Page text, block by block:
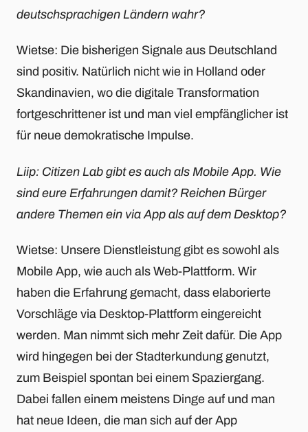
deutschsprachigen Ländern wahr?
Wietse: Die bisherigen Signale aus Deutschland
sind positiv. Natürlich nicht wie in Holland oder
Skandinavien, wo die digitale Transformation
fortgeschrittener ist und man viel empfänglicher ist
für neue demokratische Impulse.
Liip: Citizen Lab gibt es auch als Mobile App. Wie
sind eure Erfahrungen damit? Reichen Bürger
andere Themen ein via App als auf dem Desktop?
Wietse: Unsere Dienstleistung gibt es sowohl als
Mobile App, wie auch als Web-Plattform. Wir
haben die Erfahrung gemacht, dass elaborierte
Vorschläge via Desktop-Plattform eingereicht
werden. Man nimmt sich mehr Zeit dafür. Die App
wird hingegen bei der Stadterkundung genutzt,
zum Beispiel spontan bei einem Spaziergang.
Dabei fallen einem meistens Dinge auf und man
hat neue Ideen, die man sich auf der App